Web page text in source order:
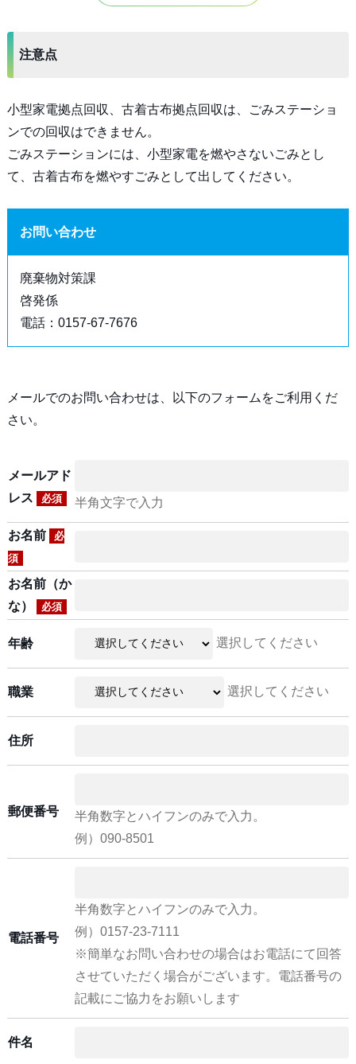
注意点
小型家電拠点回収、古着古布拠点回収は、ごみステーショ
ンでの回収はできません。
ごみステーションには、小型家電を燃やさないごみとし
て、古着古布を燃やすごみとして出してください。
お問い合わせ
廃棄物対策課
啓発係
電話：0157-67-7676
メールでのお問い合わせは、以下のフォームをご利用くだ
さい。
メールアド
レス
必須 半角文字で入力
お名前
必
須
お名前（か
な）
必須
年齢 選択してください
職業 選択してください
住所
郵便番号
半角数字とハイフンのみで入力。
例）090-8501
電話番号
半角数字とハイフンのみで入力。
例）0157-23-7111
※簡単なお問い合わせの場合はお電話にて回答
させていただく場合がございます。電話番号の
記載にご協力をお願いします
件名